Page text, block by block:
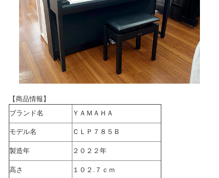
【商品情報】
ブランド名
ＹＡＭＡＨＡ
モデル名 ＣＬＰ７８５Ｂ
製造年 ２０２２年
高さ １０２.７ｃｍ